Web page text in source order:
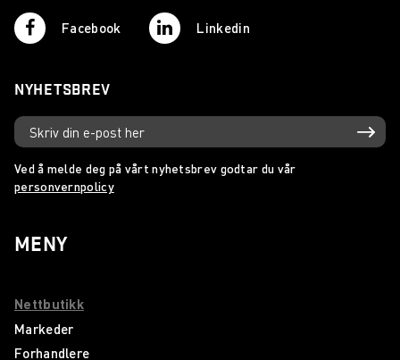
Facebook Linkedin
NYHETSBREV
Ved å melde deg på vårt nyhetsbrev godtar du vår
personvernpolicy
MENY
Nettbutikk
Markeder
Forhandlere